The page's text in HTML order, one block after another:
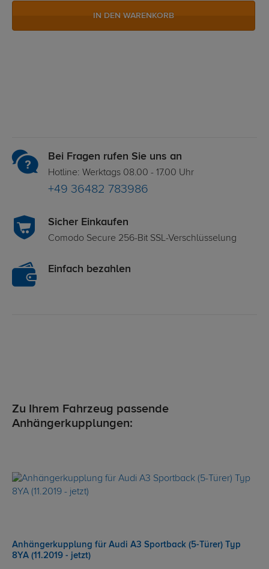
IN DEN WARENKORB
Bei Fragen rufen Sie uns an
Hotline: Werktags 08.00 - 17.00 Uhr
+49 36482 783986
Sicher Einkaufen
Comodo Secure 256-Bit SSL-Verschlüsselung
Einfach bezahlen
Zu Ihrem Fahrzeug passende
Anhängerkupplungen:
Anhängerkupplung für Audi A3 Sportback (5-Türer) Typ
8YA (11.2019 - jetzt)